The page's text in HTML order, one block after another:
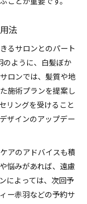
法
るサロンとのパート
のように、白髪ぼか
ロンでは、髪質や地
施術プランを提案し
リングを受けること
ザインのアップデー
アのアドバイスも積
悩みがあれば、遠慮
によっては、次回予
ー赤羽などの予約サ